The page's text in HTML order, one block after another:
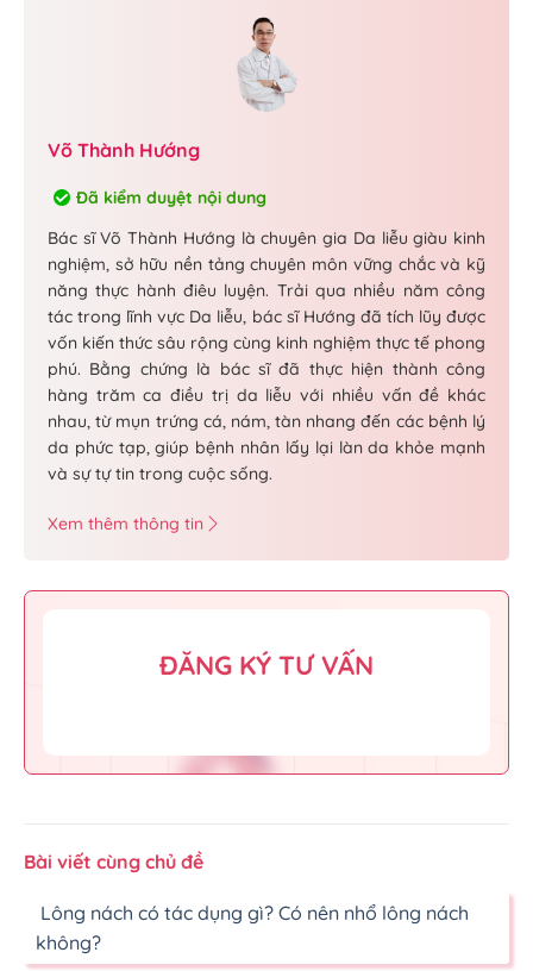
Võ Thành Hướng
Đã kiểm duyệt nội dung
Bác sĩ Võ Thành Hướng là chuyên gia Da liễu giàu kinh
nghiệm, sở hữu nền tảng chuyên môn vững chắc và kỹ
năng thực hành điêu luyện. Trải qua nhiều năm công
tác trong lĩnh vực Da liễu, bác sĩ Hướng đã tích lũy được
vốn kiến thức sâu rộng cùng kinh nghiệm thực tế phong
phú. Bằng chứng là bác sĩ đã thực hiện thành công
hàng trăm ca điều trị da liễu với nhiều vấn đề khác
nhau, từ mụn trứng cá, nám, tàn nhang đến các bệnh lý
da phức tạp, giúp bệnh nhân lấy lại làn da khỏe mạnh
và sự tự tin trong cuộc sống.
Xem thêm thông tin
ĐĂNG KÝ TƯ VẤN
Bài viết cùng chủ đề
Lông nách có tác dụng gì? Có nên nhổ lông nách
không?